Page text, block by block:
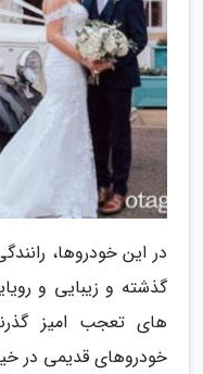
در این خودروها،
گذشته و زیبایی و
های تعجب امیز
خودروهای قدیمی در